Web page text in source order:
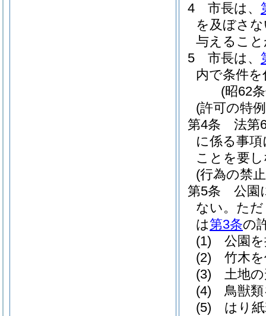
4
市長は、
を及ぼさ
与えるこ
5
市長は、
内で条件
(昭62
(許可の特
第4条
法第
に係る事
ことを要
(行為の禁
第5条
公園
ない。 た
は第3条の
(1)
公園
(2)
竹木
(3)
土地
(4)
鳥獣
(5)
はり